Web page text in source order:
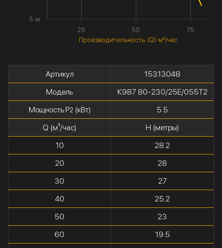
Производительность (Q) м³/час
25 50 75
5 м
Артикул
15313048
Модель
К987 80-230/25Е/055Т2
Мощность P2 (кВт)
5.5
Q (м³/час)
H (метры)
10
28.2
20
28
30
27
40
25.2
50
23
60
19.5